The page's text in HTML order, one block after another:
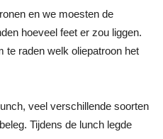
en we moesten de
hoeveel feet er zou liggen.
te raden welk oliepatroon het
veel verschillende soorten
Tijdens de lunch legde